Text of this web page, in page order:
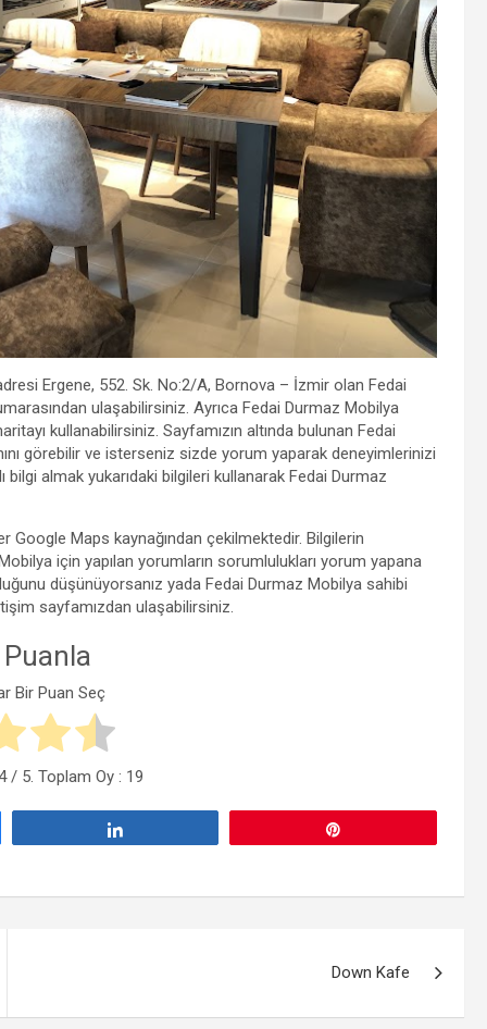
Ergene, 552. Sk. No:2/A, Bornova – İzmir olan Fedai
ulaşabilirsiniz. Ayrıca Fedai Durmaz Mobilya
kullanabilirsiniz. Sayfamızın altında bulunan Fedai
görebilir ve isterseniz sizde yorum yaparak deneyimlerinizi
almak yukarıdaki bilgileri kullanarak Fedai Durmaz
Google Maps kaynağından çekilmektedir. Bilgilerin
için yapılan yorumların sorumlulukları yorum yapana
düşünüyorsanız yada Fedai Durmaz Mobilya sahibi
sayfamızdan ulaşabilirsiniz.
Puanla
Bir Puan Seç
/ 5. Toplam Oy : 19
Down Kafe